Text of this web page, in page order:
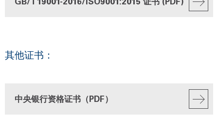
其他证书：
中央银行资格证书（PDF）